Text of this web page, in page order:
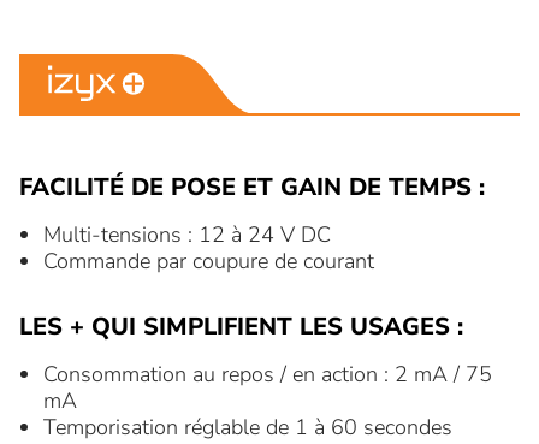
FACILITÉ DE POSE ET GAIN DE TEMPS :
Multi-tensions : 12 à 24 V DC
Commande par coupure de courant
LES + QUI SIMPLIFIENT LES USAGES :
Consommation au repos / en action : 2 mA / 75
mA
Temporisation réglable de 1 à 60 secondes